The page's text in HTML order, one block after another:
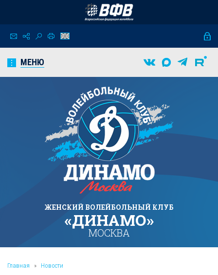
МЕНЮ
ЖЕНСКИЙ ВОЛЕЙБОЛЬНЫЙ КЛУБ
«ДИНАМО»
МОСКВА
Главная » Новости